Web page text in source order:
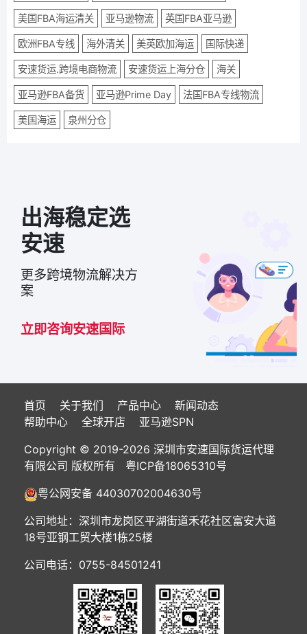
美国FBA海运清关 亚马逊物流 英国FBA亚马逊
欧洲FBA专线 海外清关 美英欧加海运 国际快递
安速货运.跨境电商物流 安速货运上海分仓 海关
亚马逊FBA备货 亚马逊Prime Day 法国FBA专线物流
美国海运 泉州分仓
出海稳定选
安速
更多跨境物流解决方
案
立即咨询安速国际
首页 关于我们 产品中心
新闻动态
帮助中心
全球开店
亚马逊SPN
Copyright © 2019-2026 深圳市安速国际货运代理
有限公司 版权所有 粤ICP备18065310号
粤公网安备 44030702004630号
公司地址：深圳市龙岗区平湖街道禾花社区富安大道
18号亚钢工贸大楼1栋25楼
公司电话：0755-84501241